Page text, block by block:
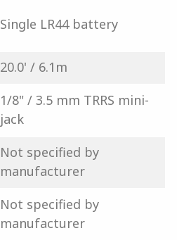
Single LR44 battery
20.0' / 6.1m
1/8" / 3.5 mm TRRS mini-
jack
Not specified by
manufacturer
Not specified by
manufacturer